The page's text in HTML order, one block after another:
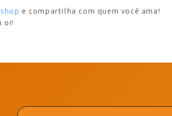
e compartilha com quem você ama!
oi!